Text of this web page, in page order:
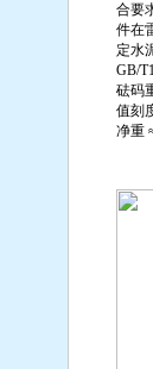
合要
件在
定水
GB/
砝码
值刻
净重